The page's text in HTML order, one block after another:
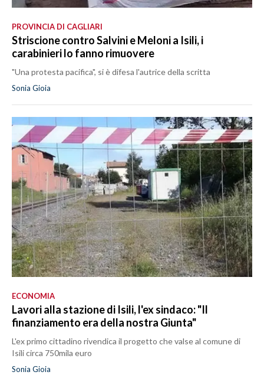
BASKET
VOLLEY
MOTORI
TENNIS
ALTRI SPORT
CULTURA
SPETTACOLI
GOSSIP
SALUTE
SARDEGNA TURISMO
SARDI NEL MONDO
NOTIZIE
EVENTI
#CARAUNIONE
3 MINUTI CON
PROVINCIA DI CAGLIARI
Striscione contro Salvini e Meloni a Isili, i
carabinieri lo fanno rimuovere
"Una protesta pacifica", si è difesa l'autrice della scritta
Sonia Gioia
ECONOMIA
Lavori alla stazione di Isili, l'ex sindaco: "Il
finanziamento era della nostra Giunta"
L'ex primo cittadino rivendica il progetto che valse al comune di
Isili circa 750mila euro
Sonia Gioia